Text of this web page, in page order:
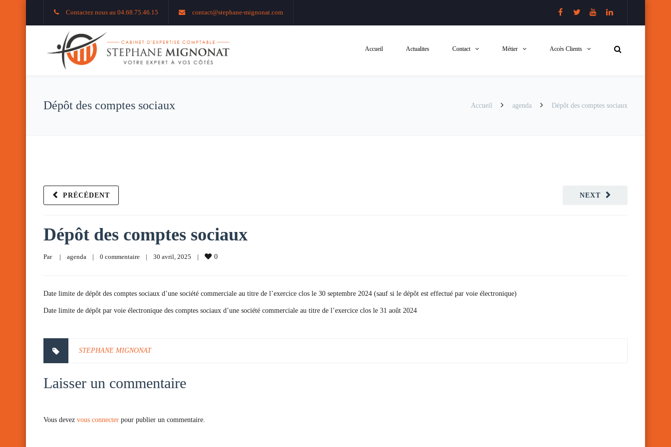
Contactez nous au 04.68.75.46.15 contact@stephane-mignonat.com
Accueil Actualites Contact Métier Accès Clients
Dépôt des comptes sociaux Accueil agenda Dépôt des comptes sociaux
NEXT
PRÉCÉDENT
Dépôt des comptes sociaux
Par | agenda | 0 commentaire | 30 avril, 2025 | 0
Date limite de dépôt des comptes sociaux d’une société commerciale au titre de l’exercice clos le 30 septembre 2024 (sauf si le dépôt est effectué par voie électronique)
Date limite de dépôt par voie électronique des comptes sociaux d’une société commerciale au titre de l’exercice clos le 31 août 2024
STEPHANE MIGNONAT
Laisser un commentaire
Vous devez vous connecter pour publier un commentaire.